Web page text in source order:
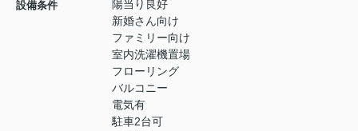
設備条件
陽当り良好
新婚さん向け
ファミリー向け
室内洗濯機置場
フローリング
バルコニー
電気有
駐車2台可